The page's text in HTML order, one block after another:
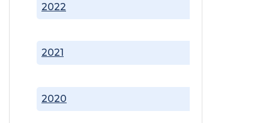
2020
2021
2022